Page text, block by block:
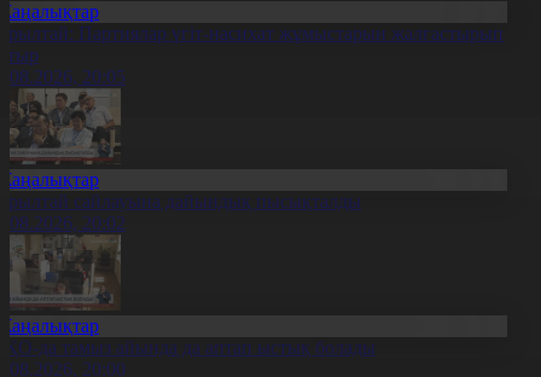
Партиялар үгіт-насихат жұмыстарын жалғастырып
20:05
сайлауына дайындық пысықталды
20:02
да тамыз айында да аптап ыстық болады
20:00